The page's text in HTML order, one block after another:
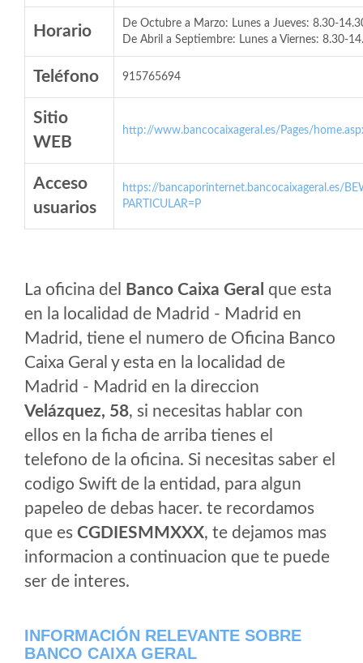
Horario
De Octubre a Marzo: Lunes a Jueves: 8.30-
De Abril a Septiembre: Lunes a Viernes: 8.30-
Teléfono 915765694
Sitio
WEB
http://www.bancocaixageral.es/Pages/
Acceso
usuarios
https://bancaporinternet.bancocaixageral.es/
PARTICULAR=P
La oficina del Banco Caixa Geral que esta
en la localidad de Madrid - Madrid en
Madrid, tiene el numero de Oficina Banco
Caixa Geral y esta en la localidad de
Madrid - Madrid en la direccion
Velázquez, 58, si necesitas hablar con
ellos en la ficha de arriba tienes el
telefono de la oficina. Si necesitas saber el
codigo Swift de la entidad, para algun
papeleo de debas hacer. te recordamos
que es CGDIESMMXXX, te dejamos mas
informacion a continuacion que te puede
ser de interes.
INFORMACIÓN RELEVANTE SOBRE
BANCO CAIXA GERAL